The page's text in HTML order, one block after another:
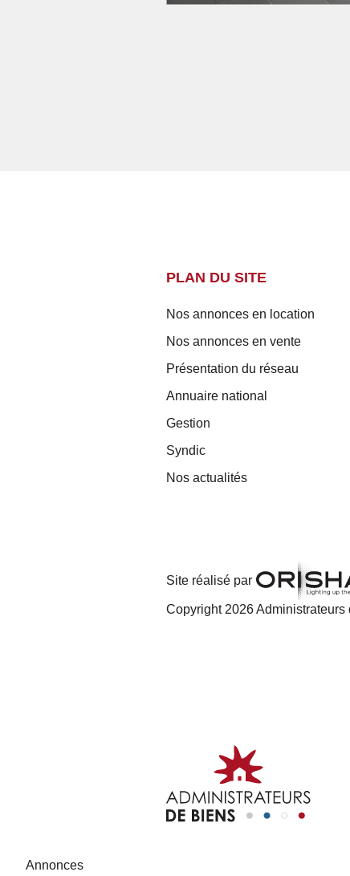
PLAN DU SITE
Nos annonces en location
Nos annonces en vente
Présentation du réseau
Annuaire national
Gestion
Syndic
Nos actualités
Site réalisé par
Copyright 2026
Annonces